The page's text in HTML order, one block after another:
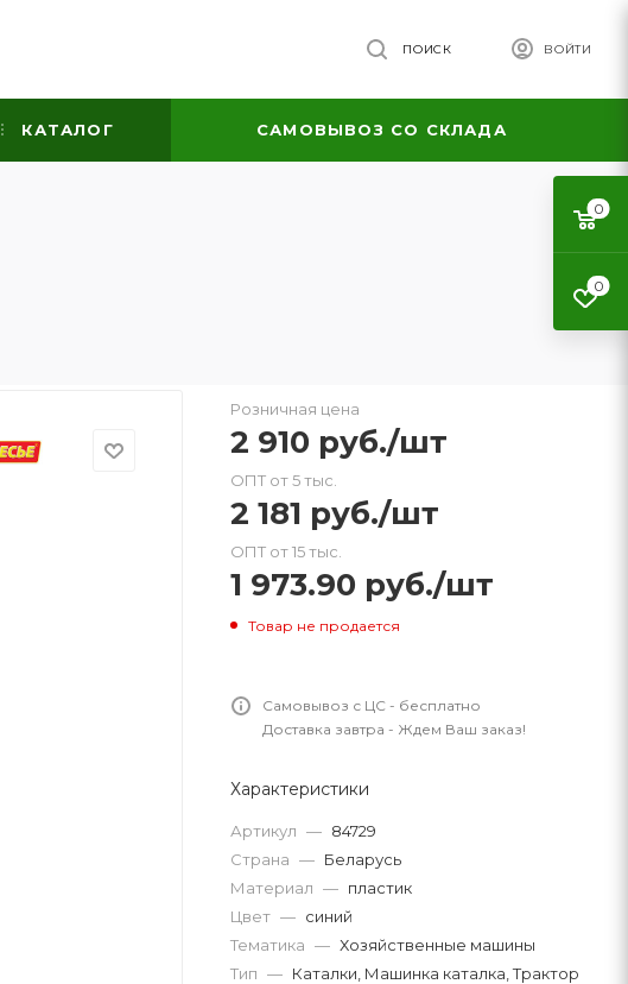
ВОЙТИ
ПОИСК
КАТАЛОГ САМОВЫВОЗ СО СКЛАДА
Розничная цена
2 910 руб./шт
ОПТ от 5 тыс.
2 181 руб./шт
ОПТ от 15 тыс.
1 973.90 руб./шт
Товар не продается
Самовывоз с ЦС - бесплатно
Доставка завтра - Ждем Ваш заказ!
Характеристики
Артикул — 84729
Страна — Беларусь
Материал — пластик
Цвет — синий
Тематика — Хозяйственные машины
Тип — Каталки, Машинка каталка, Трактор
0
0